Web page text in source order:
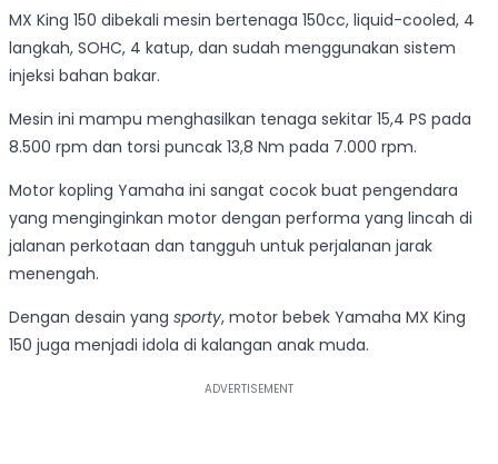
MX King 150 dibekali mesin bertenaga 150cc, liquid-cooled, 4
langkah, SOHC, 4 katup, dan sudah menggunakan sistem
injeksi bahan bakar.
Mesin ini mampu menghasilkan tenaga sekitar 15,4 PS pada
8.500 rpm dan torsi puncak 13,8 Nm pada 7.000 rpm.
Motor kopling Yamaha ini sangat cocok buat pengendara
yang menginginkan motor dengan performa yang lincah di
jalanan perkotaan dan tangguh untuk perjalanan jarak
menengah.
Dengan desain yang sporty, motor bebek Yamaha MX King
150 juga menjadi idola di kalangan anak muda.